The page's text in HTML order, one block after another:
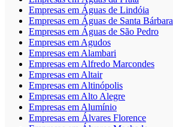
Empresas em Águas de Lindóia
Empresas em Águas de Santa Bárbara
Empresas em Águas de São Pedro
Empresas em Agudos
Empresas em Alambari
Empresas em Alfredo Marcondes
Empresas em Altair
Empresas em Altinópolis
Empresas em Alto Alegre
Empresas em Alumínio
Empresas em Álvares Florence